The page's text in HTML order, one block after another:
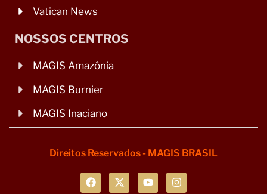
Vatican News
NOSSOS CENTROS
MAGIS Amazônia
MAGIS Burnier
MAGIS Inaciano
Direitos Reservados - MAGIS BRASIL